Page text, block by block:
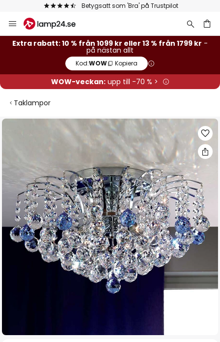
Betygsatt som 'Bra' på Trustpilot
Hoppa
till
innehållet
Extra rabatt: 10 % från 1099 kr eller 13 % från 1799 kr -
på nästan allt
Kod:WOW Kopiera
WOW-veckan:upp till -70 % >
Taklampor
Hoppa
bildgalleriet